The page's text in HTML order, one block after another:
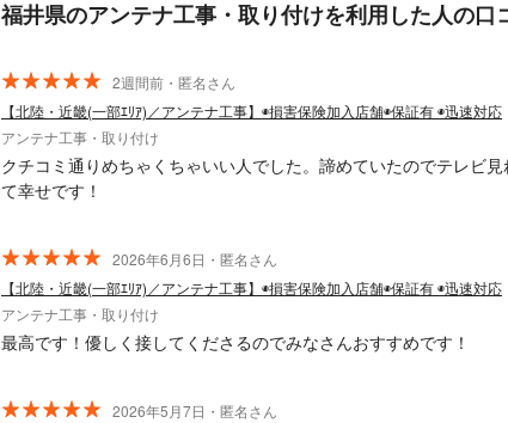
福井県のアンテナ工事・取り付けを利用した人の口
2週間前・匿名さん
【北陸・近畿(一部ｴﾘｱ)／アンテナ工事】◉損害保険加入店舗◉保証有 ◉迅速対応
アンテナ工事・取り付け
クチコミ通りめちゃくちゃいい人でした。諦めていたのでテレビ見
て幸せです！
2026年6月6日・匿名さん
【北陸・近畿(一部ｴﾘｱ)／アンテナ工事】◉損害保険加入店舗◉保証有 ◉迅速対応
アンテナ工事・取り付け
最高です！優しく接してくださるのでみなさんおすすめです！
2026年5月7日・匿名さん